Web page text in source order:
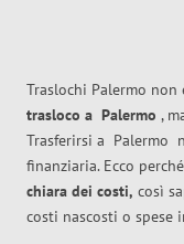
Traslochi Palermo
trasloco a Palermo ,
Trasferirsi a Palermo
finanziaria. Ecco
chiara dei costi, così
costi nascosti o spese